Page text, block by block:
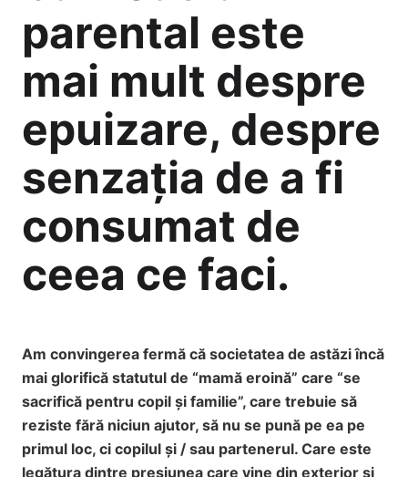
parental este
mai mult despre
epuizare, despre
senzația de a fi
consumat de
ceea ce faci.
Am convingerea fermă că societatea de astăzi încă
mai glorifică statutul de “mamă eroină” care “se
sacrifică pentru copil și familie”, care trebuie să
reziste fără niciun ajutor, să nu se pună pe ea pe
primul loc, ci copilul și / sau partenerul. Care este
legătura dintre presiunea care vine din exterior și